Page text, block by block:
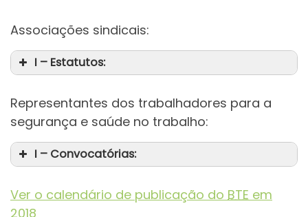
Associações sindicais:
I – Estatutos:
Representantes dos trabalhadores para a
segurança e saúde no trabalho:
I – Convocatórias:
Ver o calendário de publicação do BTE em
2018